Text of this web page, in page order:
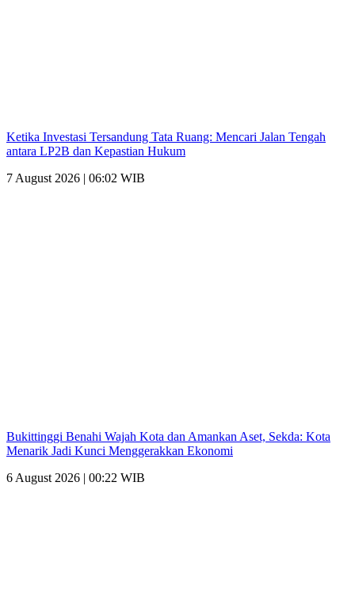
Ketika Investasi Tersandung Tata Ruang: Mencari Jalan Tengah
antara LP2B dan Kepastian Hukum
7 August 2026 | 06:02 WIB
Bukittinggi Benahi Wajah Kota dan Amankan Aset, Sekda: Kota
Menarik Jadi Kunci Menggerakkan Ekonomi
6 August 2026 | 00:22 WIB